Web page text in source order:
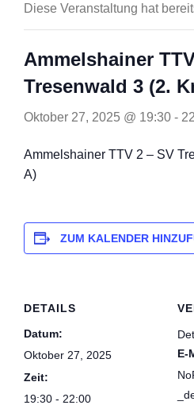
Diese Veranstaltung hat
Ammelshainer
Tresenwald 3 (2.
Oktober 27, 2025 @ 19:30 -
Ammelshainer TTV 2 – SV
A)
ZUM KALENDER
DETAILS
Datum:
Oktober 27, 2025
Zeit:
19:30 - 22:00
E-